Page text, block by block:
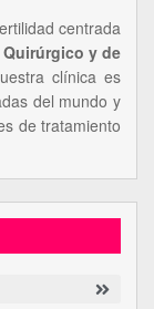
centrada
y de
clínica es
del mundo y
de tratamiento